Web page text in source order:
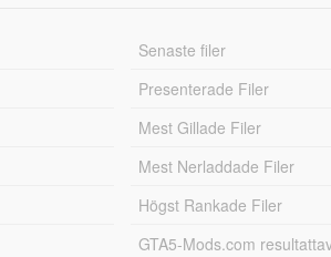
Senaste filer
Presenterade Filer
Mest Gillade Filer
Mest Nerladdade Filer
Högst Rankade Filer
GTA5-Mods.com